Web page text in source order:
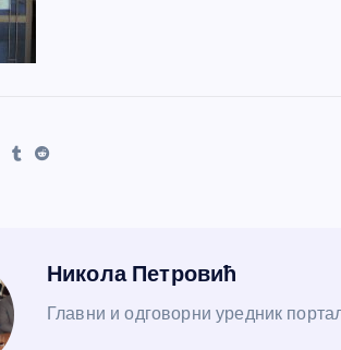
Никола Петровић
Главни и одговорни уредник